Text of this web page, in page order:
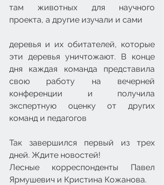
там животных для научного
проекта, а другие изучали и сами
деревья и их обитателей, которые
эти деревья уничтожают. В конце
дня каждая команда представила
свою работу на вечерней
конференции и получила
экспертную оценку от других
команд и педагогов
Так завершился первый из трех
дней. Ждите новостей!
Лесные корреспонденты Павел
Ярмушевич и Кристина Кожанова.